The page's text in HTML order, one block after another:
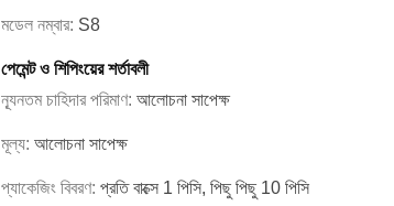
মডেল নম্বার: S8
পেমেন্ট ও শিপিংয়ের শর্তাবলী
ন্যূনতম চাহিদার পরিমাণ: আলোচনা সাপেক্ষ
মূল্য: আলোচনা সাপেক্ষ
প্যাকেজিং বিবরণ: প্রতি বাক্সে 1 পিসি, পিছু পিছু 10 পিসি